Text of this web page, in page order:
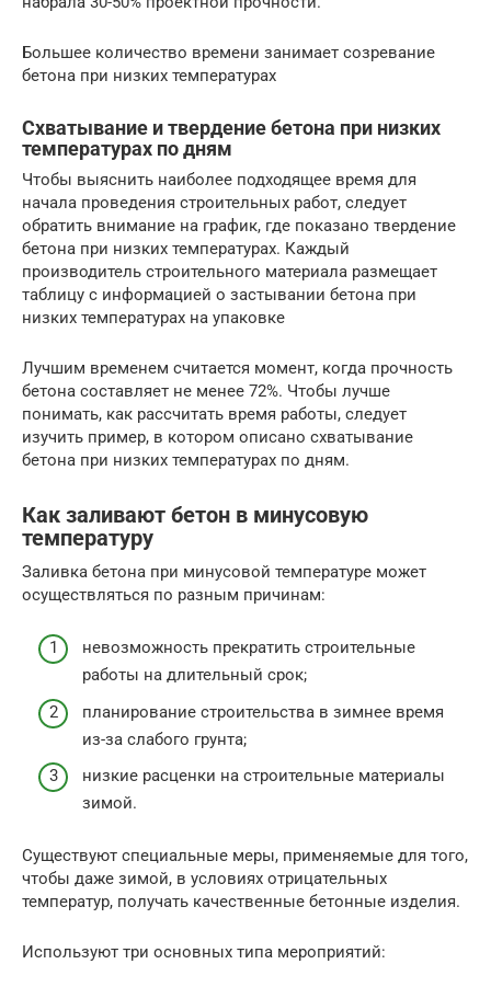
Большее количество времени занимает созревание
бетона при низких температурах
Схватывание и твердение бетона при низких
температурах по дням
Чтобы выяснить наиболее подходящее время для
начала проведения строительных работ, следует
обратить внимание на график, где показано твердение
бетона при низких температурах. Каждый
производитель строительного материала размещает
таблицу с информацией о застывании бетона при
низких температурах на упаковке
Лучшим временем считается момент, когда прочность
бетона составляет не менее 72%. Чтобы лучше
понимать, как рассчитать время работы, следует
изучить пример, в котором описано схватывание
бетона при низких температурах по дням.
Как заливают бетон в минусовую
температуру
Заливка бетона при минусовой температуре может
осуществляться по разным причинам:
невозможность прекратить строительные
работы на длительный срок;
планирование строительства в зимнее время
из-за слабого грунта;
низкие расценки на строительные материалы
зимой.
Существуют специальные меры, применяемые для того,
чтобы даже зимой, в условиях отрицательных
температур, получать качественные бетонные изделия.
Используют три основных типа мероприятий: